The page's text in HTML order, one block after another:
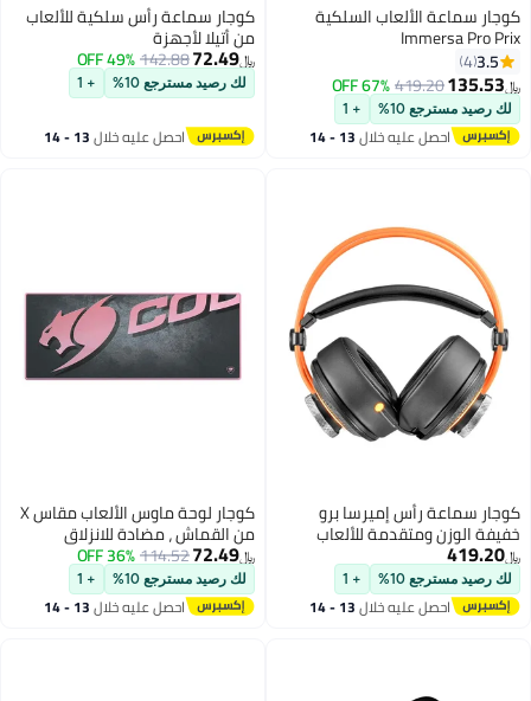
الألعاب السلكية
419.20
67% OFF
10%
+ 1
عليه خلال 13 - 14
كوجار سماعة رأس سلكية للألعاب
من أتيلا لأجهزة
PS4/PS5/XOne/XSeries/NSwitch/PC
142.88
49% OFF
لك رصيد مسترجع 10% + 1
احصل عليه خلال 13 - 14
رأس إميرسا برو
ومتقدمة للألعاب
لأجهزة بلايستيشن 4/أجهزة
بلايستيشن 5/إكس بوكس وان/إكس
إكس/نينتندو سويتش/
10%
+ 1
عليه خلال 13 - 14
كوجار لوحة ماوس الألعاب مقاس X
من القماش ، مضادة للانزلاق
ومقاومة للماء بسمك 5 ملم -
وردي - كبير جدًا
72.49
114.52
36% OFF
لك رصيد مسترجع 10% + 1
احصل عليه خلال 13 - 14